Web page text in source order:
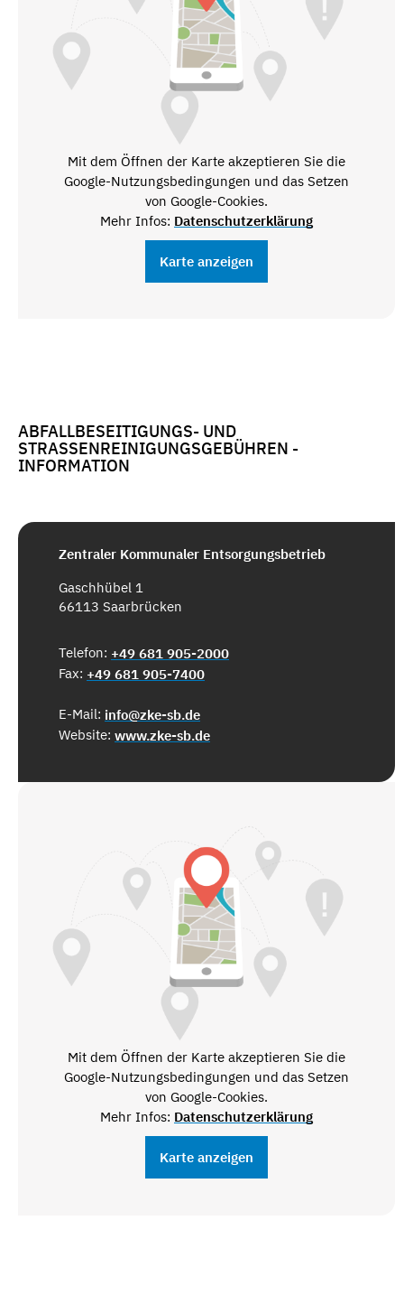
Mit dem Öffnen der Karte akzeptieren Sie die
Google-Nutzungsbedingungen und das Setzen
von Google-Cookies.
Mehr Infos: Datenschutzerklärung
Karte anzeigen
ABFALLBESEITIGUNGS- UND
STRASSENREINIGUNGSGEBÜHREN - I
NFORMATION
Zentraler Kommunaler Entsorgungsbetrieb
Gaschhübel 1
66113 Saarbrücken
Telefon: +49 681 905-2000
Fax: +49 681 905-7400
E-Mail: info@zke-sb.de
Website: www.zke-sb.de
Mit dem Öffnen der Karte akzeptieren Sie die
Google-Nutzungsbedingungen und das Setzen
von Google-Cookies.
Mehr Infos: Datenschutzerklärung
Karte anzeigen